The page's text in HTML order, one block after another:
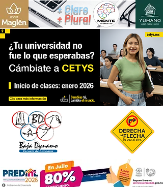
+ Claro
+ Plural